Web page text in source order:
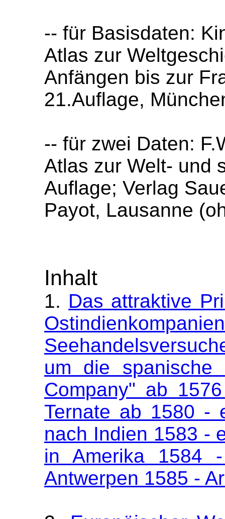
-- für Basisdaten:
Atlas zur
Anfängen bis zur
21.Auflage,
-- für zwei Daten:
Atlas zur Welt- und
Auflage; Verlag
Payot, Lausanne
Inhalt
1. Das attraktive
um die spanische
Company" ab
Ternate ab 1580 -
nach Indien 1583 -
in Amerika 1584
Antwerpen 1585 -